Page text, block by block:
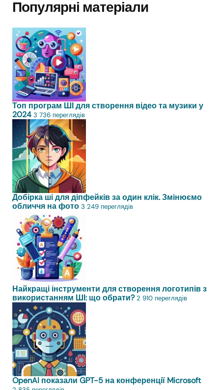
Популярні матеріали
Топ програм ШІ для створення відео та музики у
2024 3 736 переглядів
Добірка ші для діпфейків за один клік. Змінюємо
обличчя на фото 3 249 переглядів
Найкращі інструменти для створення логотипів з
використанням ШІ: що обрати? 2 910 переглядів
OpenAI показали GPT-5 на конференції Microsoft